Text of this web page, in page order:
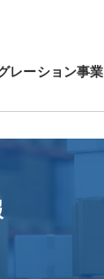
レーション事業